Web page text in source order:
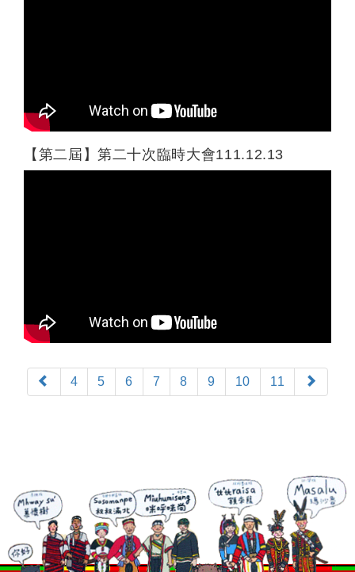
【第二屆】第二十次臨時大會111.12.13
4 5 6 7 8 9 10 11